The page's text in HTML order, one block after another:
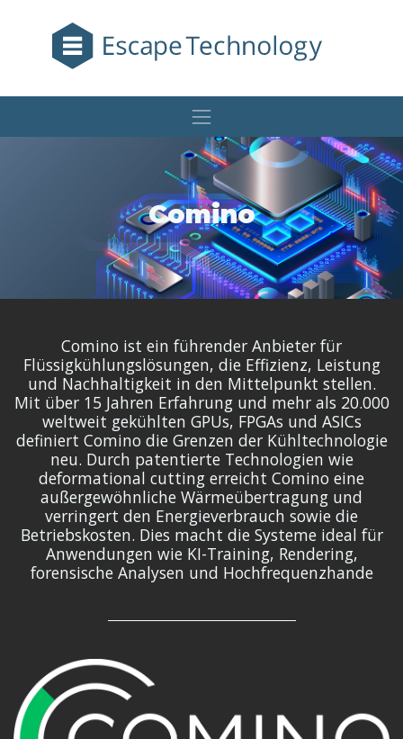
Comino
Comino ist ein führender Anbieter für
Flüssigkühlungslösungen, die Effizienz, Leistung
und Nachhaltigkeit in den Mittelpunkt stellen.
Mit über 15 Jahren Erfahrung und mehr als 20.000
weltweit gekühlten GPUs, FPGAs und ASICs
definiert Comino die Grenzen der Kühltechnologie
neu. Durch patentierte Technologien wie
deformational cutting erreicht Comino eine
außergewöhnliche Wärmeübertragung und
verringert den Energieverbrauch sowie die
Betriebskosten. Dies macht die Systeme ideal für
Anwendungen wie KI-Training, Rendering,
forensische Analysen und Hochfrequenzhande